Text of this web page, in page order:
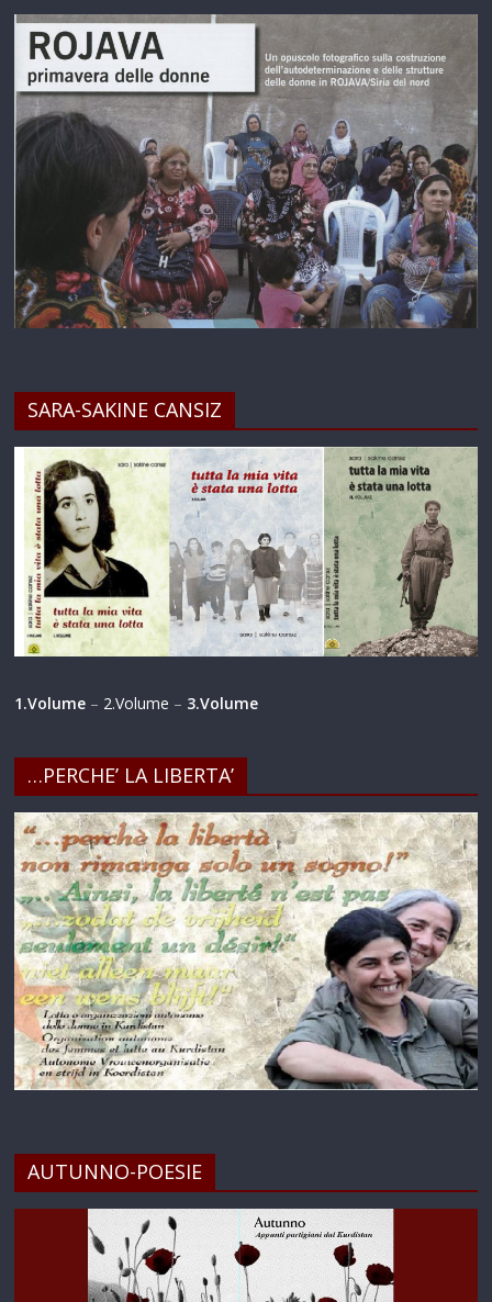
SARA-SAKINE CANSIZ
1.Volume – 2.Volume – 3.Volume
…PERCHE’ LA LIBERTA’
AUTUNNO-POESIE